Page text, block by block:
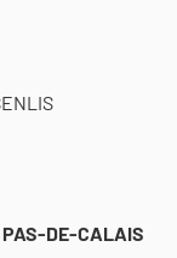
DE-CALAIS